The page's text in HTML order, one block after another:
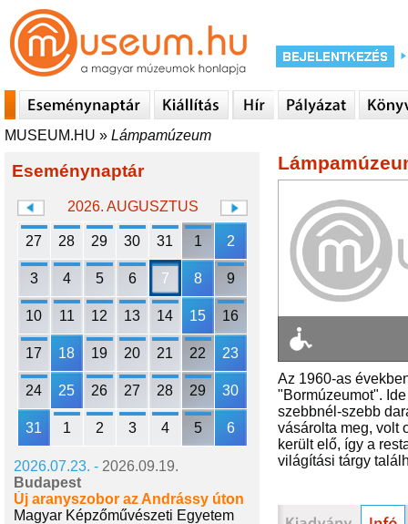
MUSEUM.HU » Lámpamúzeum
Eseménynaptár
2026. AUGUSZTUS
27 28 29 30 31 1 2
3 4 5 6 7 8 9
10 11 12 13 14 15 16
17 18 19 20 21 22 23
24 25 26 27 28 29 30
31 1 2 3 4 5 6
2026.07.23. - 2026.09.19.
Budapest
Új aranyszobor az Andrássy úton
Magyar Képzőművészeti Egyetem
Az 1960-as
"Bormúzeumot".
szebbnél-szebb
vásárolta meg, volt
került elő, így a
világítási tárgy